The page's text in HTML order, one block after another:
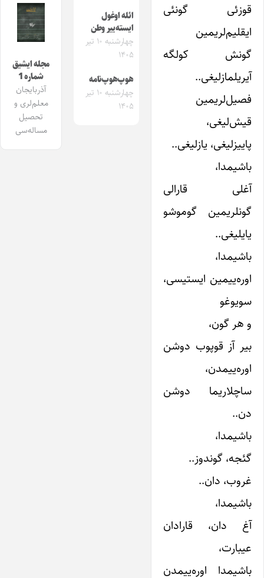
قوزئی گونئی
ایقلیم‌لریمین
گونش کولگه
آیریلمازلیغی..
فصیل‌لریمین
قیش‌لیغی،
پاییزلیغی، یازلیغی..
باشیمدا،
آغلی قارالی
گونلریمین گوموشو
یایلیغی..
باشیمدا،
اوره‌ییمین ایستیسی،
سویوغو
و هر گون،
بیر آز قوپوب دوشن
اوره‌ییمدن،
ساچلاریما دوشن
دن..
باشیمدا،
گئجه، گوندوز..
غروب، دان..
باشیمدا،
آغ دان، قارادان
عیبارت،
باشیمدا اوره‌ییمدن
ائله اوغول
ایسته‌ییر وطن
چهارشنبه ۱۰ تیر
۱۴۰۵
هوپ‌هوپ‌نامه
چهارشنبه ۱۰ تیر
۱۴۰۵
مجله ایشیق
شماره 1
آذربایجان
معلم‌لری و
تحصیل
مساله‌سی